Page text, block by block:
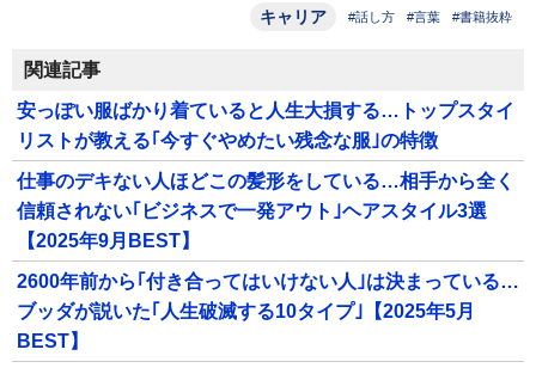
キャリア #話し方 #言葉 #書籍抜粋
関連記事
安っぽい服ばかり着ていると人生大損する…トップスタイ
リストが教える｢今すぐやめたい残念な服｣の特徴
仕事のデキない人ほどこの髪形をしている…相手から全く
信頼されない｢ビジネスで一発アウト｣ヘアスタイル3選
【2025年9月BEST】
2600年前から｢付き合ってはいけない人｣は決まっている…
ブッダが説いた｢人生破滅する10タイプ｣【2025年5月
BEST】